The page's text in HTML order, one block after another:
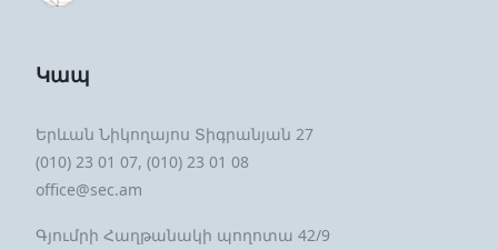
Կապ
Երևան Նիկողայոս Տիգրանյան 27
(010) 23 01 07, (010) 23 01 08
office@sec.am
Գյումրի Հաղթանակի պողոտա 42/9